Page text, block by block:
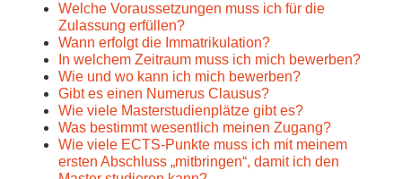
Welche Voraussetzungen muss ich für die
Zulassung erfüllen?
Wann erfolgt die Immatrikulation?
In welchem Zeitraum muss ich mich bewerben?
Wie und wo kann ich mich bewerben?
Gibt es einen Numerus Clausus?
Wie viele Masterstudienplätze gibt es?
Was bestimmt wesentlich meinen Zugang?
Wie viele ECTS-Punkte muss ich mit meinem
ersten Abschluss „mitbringen“, damit ich den